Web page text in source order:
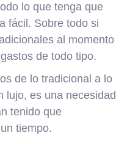
lo que tenga que
fácil. Sobre todo si
al momento
de todo tipo.
de lo tradicional a lo
lujo, es una necesidad
tenido que
tiempo.